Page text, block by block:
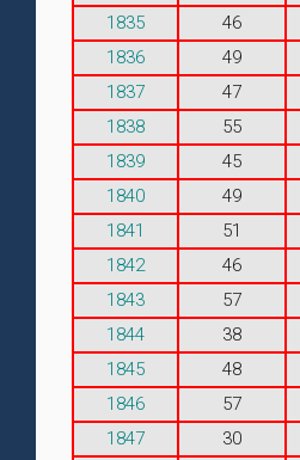
1835
46
1836
49
1837
47
1838
55
1839
45
1840
49
1841
51
1842
46
1843
57
1844
38
1845
48
1846
57
1847
30